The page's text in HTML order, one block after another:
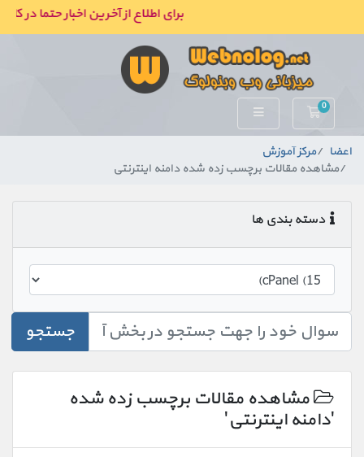
برای اطلاع از آخرین اخبار حتما در
0 کارت خرید
اعضا
مرکز آموزش
مشاهده مقالات برچسب زده شده دامنه اینترنتی
دسته بندی ها
جستجو
مشاهده مقالات برچسب زده شده
'دامنه اینترنتی'